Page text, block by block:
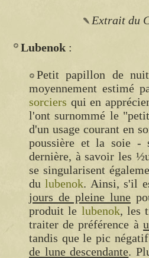
Extrait du
Lubenok
Petit papillon de
moyennement estimé
sorciers qui en
l'ont surnommé le
d'un usage courant en
poussière et la soie -
dernière, à savoir les
se singularisent
dulubenok. Ainsi, s'il
jours de pleine lune
produit le lubenok, les
traiter de préférence à
tandis que le pic
de lune descendante.